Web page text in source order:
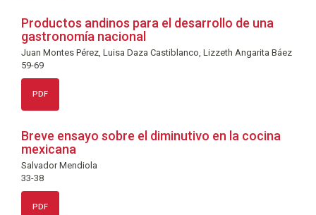
Productos andinos para el desarrollo de una
gastronomía nacional
Juan Montes Pérez, Luisa Daza Castiblanco, Lizzeth Angarita Báez
59-69
PDF
Breve ensayo sobre el diminutivo en la cocina
mexicana
Salvador Mendiola
33-38
PDF